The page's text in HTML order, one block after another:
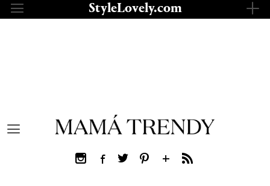
Saltar
al
StyleLovely.com